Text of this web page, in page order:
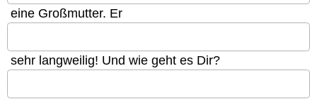
eine Großmutter. Er
sehr langweilig! Und wie geht es Dir?